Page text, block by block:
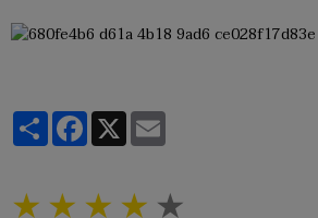
PartagerFacebook
X